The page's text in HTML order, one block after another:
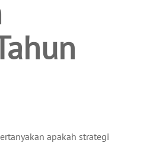
apakah strategi